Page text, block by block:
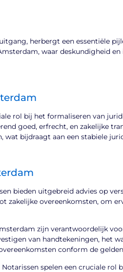
herbergt een essentiële
waar deskundigheid
rol bij het formaliseren van
goed, erfrecht, en zakelijke
bijdraagt aan een stabiele
bieden uitgebreid advies op
zakelijke overeenkomsten, om
zijn verantwoordelijk
van handtekeningen, het
conform de
Notarissen spelen een cruciale rol